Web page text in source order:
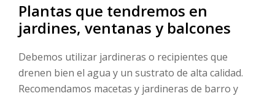
Plantas que tendremos en
jardines, ventanas y balcones
Debemos utilizar jardineras o recipientes que
drenen bien el agua y un sustrato de alta calidad.
Recomendamos macetas y jardineras de barro y